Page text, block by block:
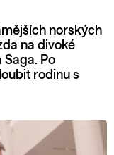
norských
na divoké
Saga. Po
rodinu s